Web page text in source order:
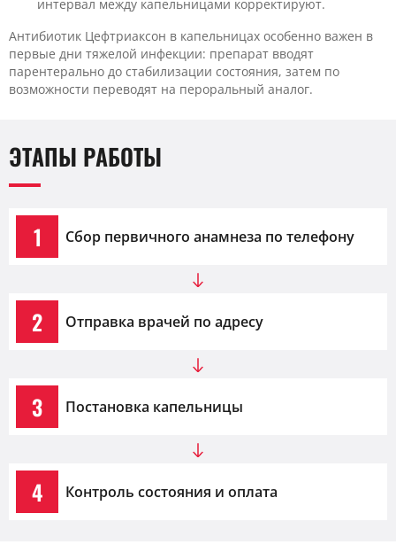
интервал между капельницами корректируют.
Антибиотик Цефтриаксон в капельницах особенно важен в
первые дни тяжелой инфекции: препарат вводят
парентерально до стабилизации состояния, затем по
возможности переводят на пероральный аналог.
ЭТАПЫ РАБОТЫ
1 Сбор первичного анамнеза по телефону
2 Отправка врачей по адресу
3 Постановка капельницы
4 Контроль состояния и оплата